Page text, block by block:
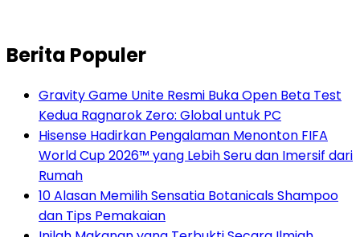
Berita Populer
Gravity Game Unite Resmi Buka Open Beta Test
Kedua Ragnarok Zero: Global untuk PC
Hisense Hadirkan Pengalaman Menonton FIFA
World Cup 2026™ yang Lebih Seru dan Imersif dari
Rumah
10 Alasan Memilih Sensatia Botanicals Shampoo
dan Tips Pemakaian